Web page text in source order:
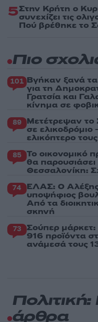
5Στην Κρήτη ο
συνεχίζει τις
Πού βρέθηκε το
Πιο
101 Βγήκαν ξανά τα
για τη
Γρατσία και
κίνημα σε
89 Μετέτρεψαν το
σε
ελικόπτερο
85 Το οικονομικό
θα
Θεσσαλονίκη:
74 ΕΛΑΣ: Ο
υποψήφιος
Από τα
σκηνή
73 Σούπερ μάρκετ:
916 προϊόντα
ανάμεσά τους
άρθρα